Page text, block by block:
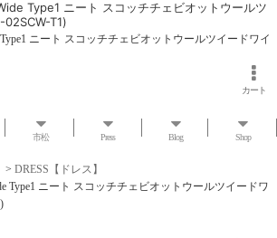
Type1 ニート スコッチチェビオットウールツ
T1)
Type1 ニート スコッチチェビオットウールツイードワイ
カート
市松 Press Blog Shop
> DRESS【ドレス】
Type1 ニート スコッチチェビオットウールツイードワ